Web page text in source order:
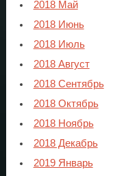
2018 Май
2018 Июнь
2018 Июль
2018 Август
2018 Сентябрь
2018 Октябрь
2018 Ноябрь
2018 Декабрь
2019 Январь